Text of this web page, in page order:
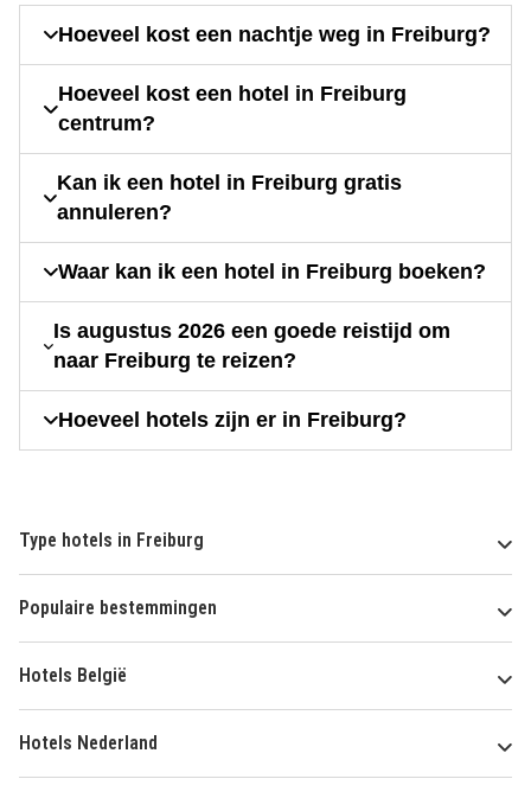
Hoeveel kost een nachtje weg in Freiburg?
Hoeveel kost een hotel in Freiburg
centrum?
Kan ik een hotel in Freiburg gratis
annuleren?
Waar kan ik een hotel in Freiburg boeken?
Is augustus 2026 een goede reistijd om
naar Freiburg te reizen?
Hoeveel hotels zijn er in Freiburg?
Type hotels in Freiburg
Populaire bestemmingen
Hotels België
Hotels Nederland